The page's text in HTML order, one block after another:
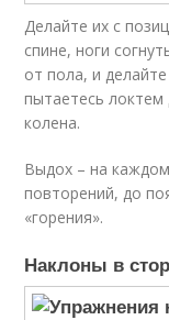
Делайте их с
спине, ноги
от пола, и
пытаетесь
колена.
Выдох – на
повторений, до
«горения».
Наклоны в